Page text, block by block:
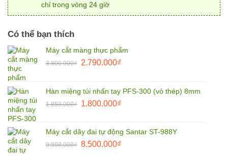
chỉ trong vòng 24 giờ
Có thể bạn thích
Máy cắt màng thực phẩm
3.800.000₫
Giá
3.800.000₫.
2.790.000₫Giá
là:
2.790.000₫.
Hàn miệng túi nhấn tay PFS-300 (vỏ thép) 8mm
1.850.000₫
Giá
1.850.000₫.
1.800.000₫Giá
là:
1.800.000₫.
Máy cắt dây đai tự động Santar ST-988Y
9.900.000₫ Giá
8.500.000₫Giá